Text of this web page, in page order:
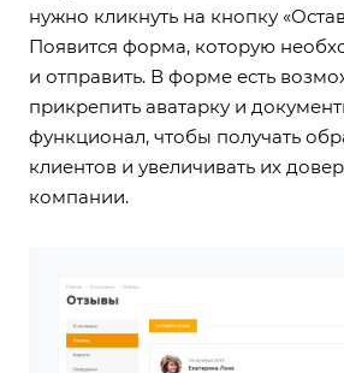
нужно кликнуть на кнопку
Появится форма, которую
и отправить. В форме есть
прикрепить аватарку и
функционал, чтобы получать
клиентов и увеличивать их
компании.